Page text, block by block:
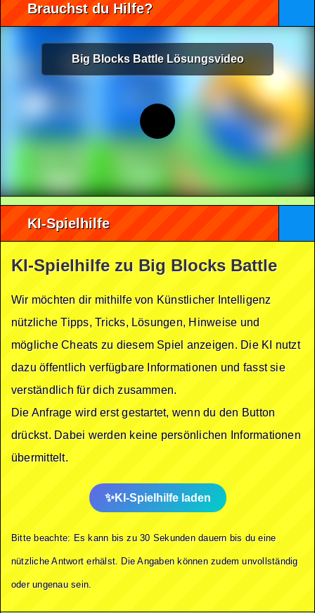
Brauchst du Hilfe?
Big Blocks Battle Lösungsvideo
KI-Spielhilfe
KI-Spielhilfe zu Big Blocks Battle
Wir möchten dir mithilfe von Künstlicher Intelligenz
nützliche Tipps, Tricks, Lösungen, Hinweise und
mögliche Cheats zu diesem Spiel anzeigen. Die KI nutzt
dazu öffentlich verfügbare Informationen und fasst sie
verständlich für dich zusammen.
Die Anfrage wird erst gestartet, wenn du den Button
drückst. Dabei werden keine persönlichen Informationen
übermittelt.
KI-Spielhilfe laden
Bitte beachte: Es kann bis zu 30 Sekunden dauern bis du eine
nützliche Antwort erhälst. Die Angaben können zudem unvollständig
oder ungenau sein.